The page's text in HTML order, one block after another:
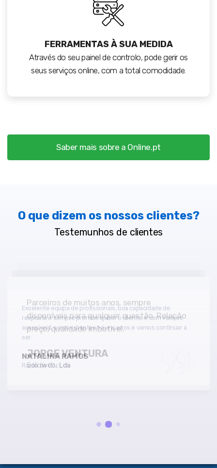
FERRAMENTAS À SUA MEDIDA
Através do seu painel de controlo, pode gerir os
seus serviços online, com a total comodidade.
Saber mais sobre a Online.pt
O que dizem os nossos clientes?
Testemunhos de clientes
Parceiros de muitos anos, sempre
disponíveis para qualquer questão. Relação
preço/qualidade imbativel.
JORGE VENTURA
Solidweb, Lda